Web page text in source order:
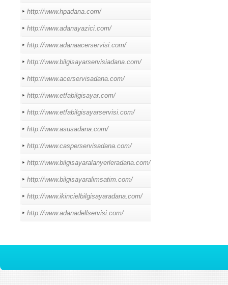
http://www.hpadana.com/
http://www.adanayazici.com/
http://www.adanaacerservisi.com/
http://www.bilgisayarservisiadana.com/
http://www.acerservisadana.com/
http://www.etfabilgisayar.com/
http://www.etfabilgisayarservisi.com/
http://www.asusadana.com/
http://www.casperservisadana.com/
http://www.bilgisayaralanyerleradana.com/
http://www.bilgisayaralimsatim.com/
http://www.ikincielbilgisayaradana.com/
http://www.adanadellservisi.com/